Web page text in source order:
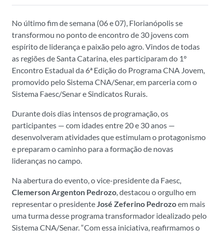
No último fim de semana (06 e 07), Florianópolis se
transformou no ponto de encontro de 30 jovens com
espírito de liderança e paixão pelo agro. Vindos de todas
as regiões de Santa Catarina, eles participaram do 1º
Encontro Estadual da 6ª Edição do Programa CNA Jovem,
promovido pelo Sistema CNA/Senar, em parceria com o
Sistema Faesc/Senar e Sindicatos Rurais.
Durante dois dias intensos de programação, os
participantes — com idades entre 20 e 30 anos —
desenvolveram atividades que estimulam o protagonismo
e preparam o caminho para a formação de novas
lideranças no campo.
Na abertura do evento, o vice-presidente da Faesc,
Clemerson Argenton Pedrozo, destacou o orgulho em
representar o presidenteJosé Zeferino Pedrozoem mais
uma turma desse programa transformador idealizado pelo
Sistema CNA/Senar. “Com essa iniciativa, reafirmamos o